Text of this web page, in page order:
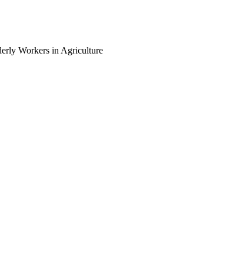
Workers in Agriculture